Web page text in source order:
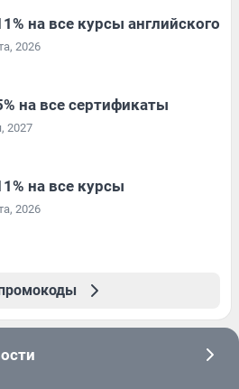
на все курсы английского
2026
на все сертификаты
2027
на все курсы
2026